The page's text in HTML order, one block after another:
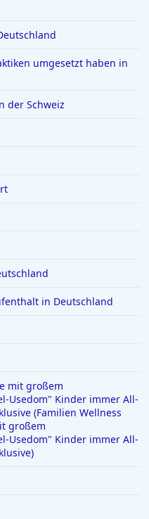
Höhe
umgesetzt haben in
der Schweiz
in Deutschland
mit großem
Usedom" Kinder immer All-
(Familien Wellness
großem
Usedom" Kinder immer All-